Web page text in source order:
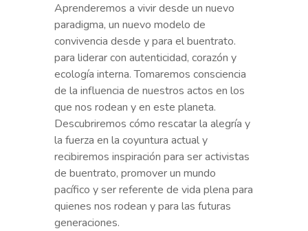
Aprenderemos a vivir desde un nuevo
paradigma, un nuevo modelo de
convivencia desde y para el buentrato.
para liderar con autenticidad, corazón y
ecología interna. Tomaremos consciencia
de la influencia de nuestros actos en los
que nos rodean y en este planeta.
Descubriremos cómo rescatar la alegría y
la fuerza en la coyuntura actual y
recibiremos inspiración para ser activistas
de buentrato, promover un mundo
pacífico y ser referente de vida plena para
quienes nos rodean y para las futuras
generaciones.